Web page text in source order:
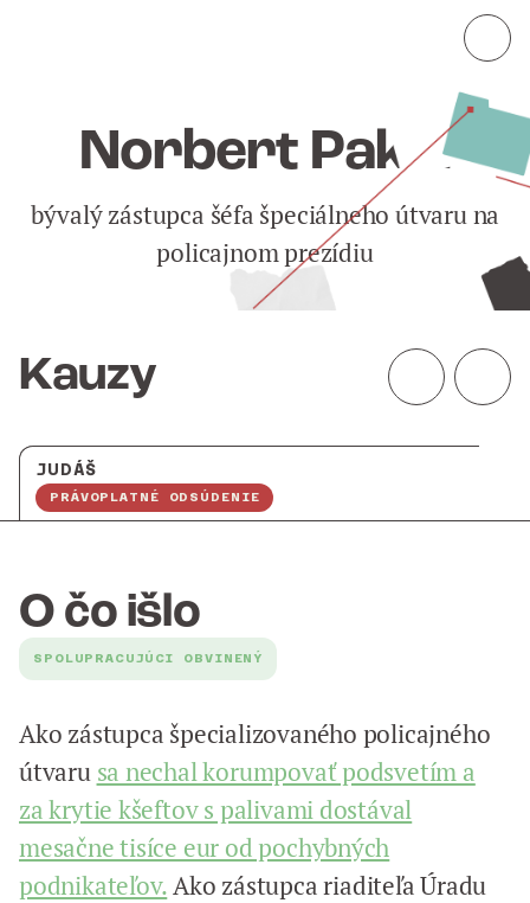
Norbert Paksi
bývalý zástupca šéfa špeciálneho útvaru na
policajnom prezídiu
Kauzy
JUDÁŠ
PRÁVOPLATNÉ ODSÚDENIE
O čo išlo
SPOLUPRACUJÚCI OBVINENÝ
Ako zástupca špecializovaného policajného
útvaru sa nechal korumpovať podsvetím a
za krytie kšeftov s palivami dostával
mesačne tisíce eur od pochybných
podnikateľov.Ako zástupca riaditeľa Úradu